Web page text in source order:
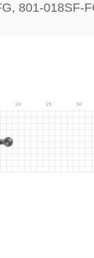
801-018SF-